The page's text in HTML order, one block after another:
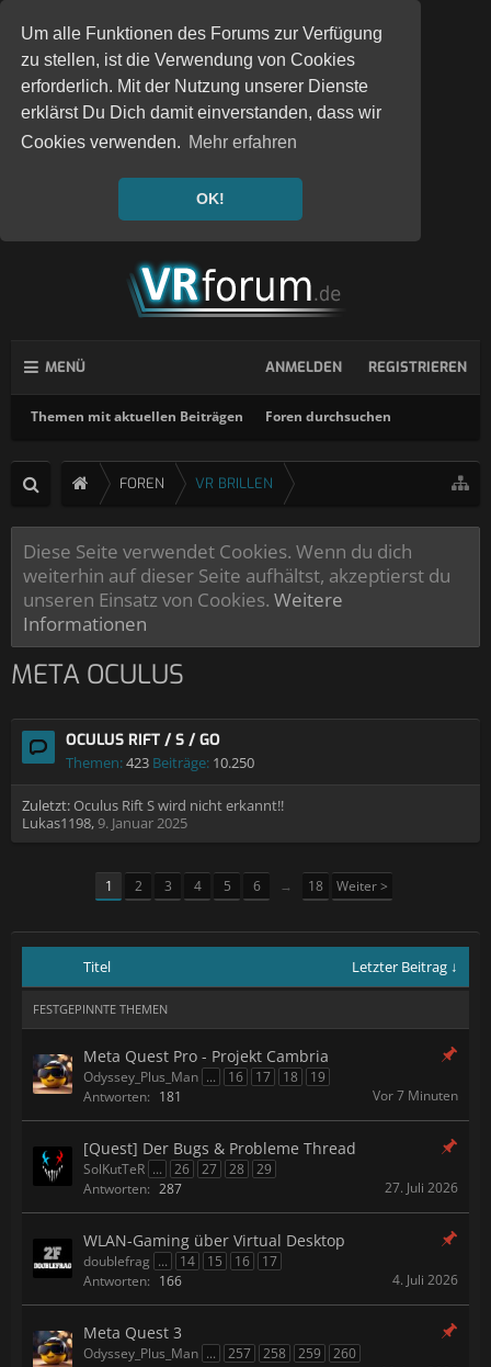
Um alle Funktionen des Forums zur Verfügung
zu stellen, ist die Verwendung von Cookies
erforderlich. Mit der Nutzung unserer Dienste
erklärst Du Dich damit einverstanden, dass wir
Cookies verwenden. Mehr erfahren
OK!
MENÜ
Themen mit aktuellen Beiträgen Foren durchsuchen
ANMELDEN REGISTRIEREN
FOREN VR BRILLEN
Diese Seite verwendet Cookies. Wenn du dich
weiterhin auf dieser Seite aufhältst, akzeptierst du
unseren Einsatz von Cookies. Weitere
Informationen
META OCULUS
OCULUS RIFT / S / GO
Themen:423 Beiträge: 10.250
Zuletzt: Oculus Rift S wird nicht erkannt!!
Lukas1198,9. Januar 2025
1 2 3 4 5 6 → 18 Weiter >
Titel Letzter Beitrag ↓
FESTGEPINNTE THEMEN
Meta Quest Pro - Projekt Cambria
Odyssey_Plus_Man ... 16 17 18
19
Antworten: 181 Vor 7 Minuten
[Quest] Der Bugs & Probleme Thread
SolKutTeR ... 26 27 28
29
Antworten: 287 27. Juli 2026
WLAN-Gaming über Virtual Desktop
doublefrag ... 14 15 16
17
Antworten: 166 4. Juli 2026
Meta Quest 3
Odyssey_Plus_Man ... 257 258 259
260